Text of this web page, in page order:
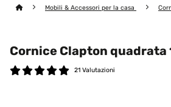
Mobili & Accessori per la casa
Cornice Clapton quadrata
21 Valutazioni